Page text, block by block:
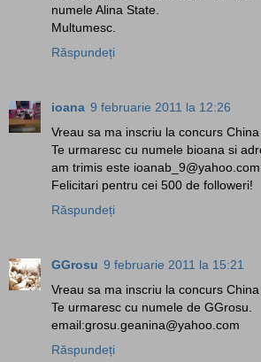
numele Alina State.
Multumesc.
Răspundeți
ioana 9 februarie 2011 la 12:26
Vreau sa ma inscriu la concurs
Te urmaresc cu numele bioana si
am trimis este ioanab_9@yahoo.com
Felicitari pentru cei 500 de followeri!
Răspundeți
GGrosu 9 februarie 2011 la 15:21
Vreau sa ma inscriu la concurs
Te urmaresc cu numele de GGrosu.
email:grosu.geanina@yahoo.com
Răspundeți